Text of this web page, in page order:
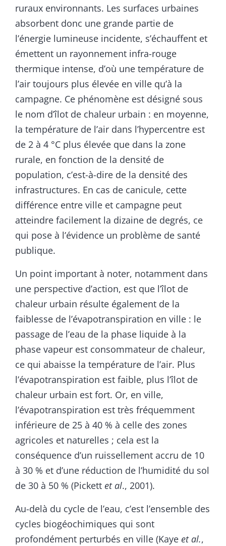
ruraux environnants. Les surfaces urbaines
absorbent donc une grande partie de
l’énergie lumineuse incidente, s’échauffent et
émettent un rayonnement infra-rouge
thermique intense, d’où une température de
l’air toujours plus élevée en ville qu’à la
campagne. Ce phénomène est désigné sous
le nom d’îlot de chaleur urbain : en moyenne,
la température de l’air dans l’hypercentre est
de 2 à 4 °C plus élevée que dans la zone
rurale, en fonction de la densité de
population, c’est-à-dire de la densité des
infrastructures. En cas de canicule, cette
différence entre ville et campagne peut
atteindre facilement la dizaine de degrés, ce
qui pose à l’évidence un problème de santé
publique.
Un point important à noter, notamment dans
une perspective d’action, est que l’îlot de
chaleur urbain résulte également de la
faiblesse de l’évapotranspiration en ville : le
passage de l’eau de la phase liquide à la
phase vapeur est consommateur de chaleur,
ce qui abaisse la température de l’air. Plus
l’évapotranspiration est faible, plus l’îlot de
chaleur urbain est fort. Or, en ville,
l’évapotranspiration est très fréquemment
inférieure de 25 à 40 % à celle des zones
agricoles et naturelles ; cela est la
conséquence d’un ruissellement accru de 10
à 30 % et d’une réduction de l’humidité du sol
de 30 à 50 % (Pickett et al., 2001).
Au-delà du cycle de l’eau, c’est l’ensemble des
cycles biogéochimiques qui sont
profondément perturbés en ville (Kaye et al.,